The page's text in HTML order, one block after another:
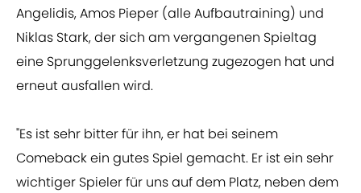
Angelidis, Amos Pieper (alle Aufbautraining) und
Niklas Stark, der sich am vergangenen Spieltag
eine Sprunggelenksverletzung zugezogen hat und
erneut ausfallen wird.
"Es ist sehr bitter für ihn, er hat bei seinem
Comeback ein gutes Spiel gemacht. Er ist ein sehr
wichtiger Spieler für uns auf dem Platz, neben dem